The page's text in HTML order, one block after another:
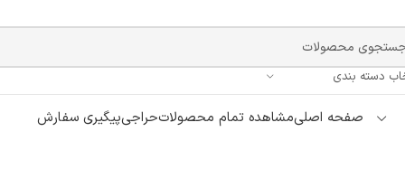
دسته بندی
صفحه اصلیمشاهده تمام محصولاتحراجیپیگیری سفارش